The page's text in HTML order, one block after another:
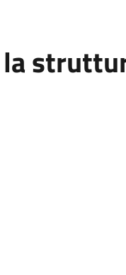
la